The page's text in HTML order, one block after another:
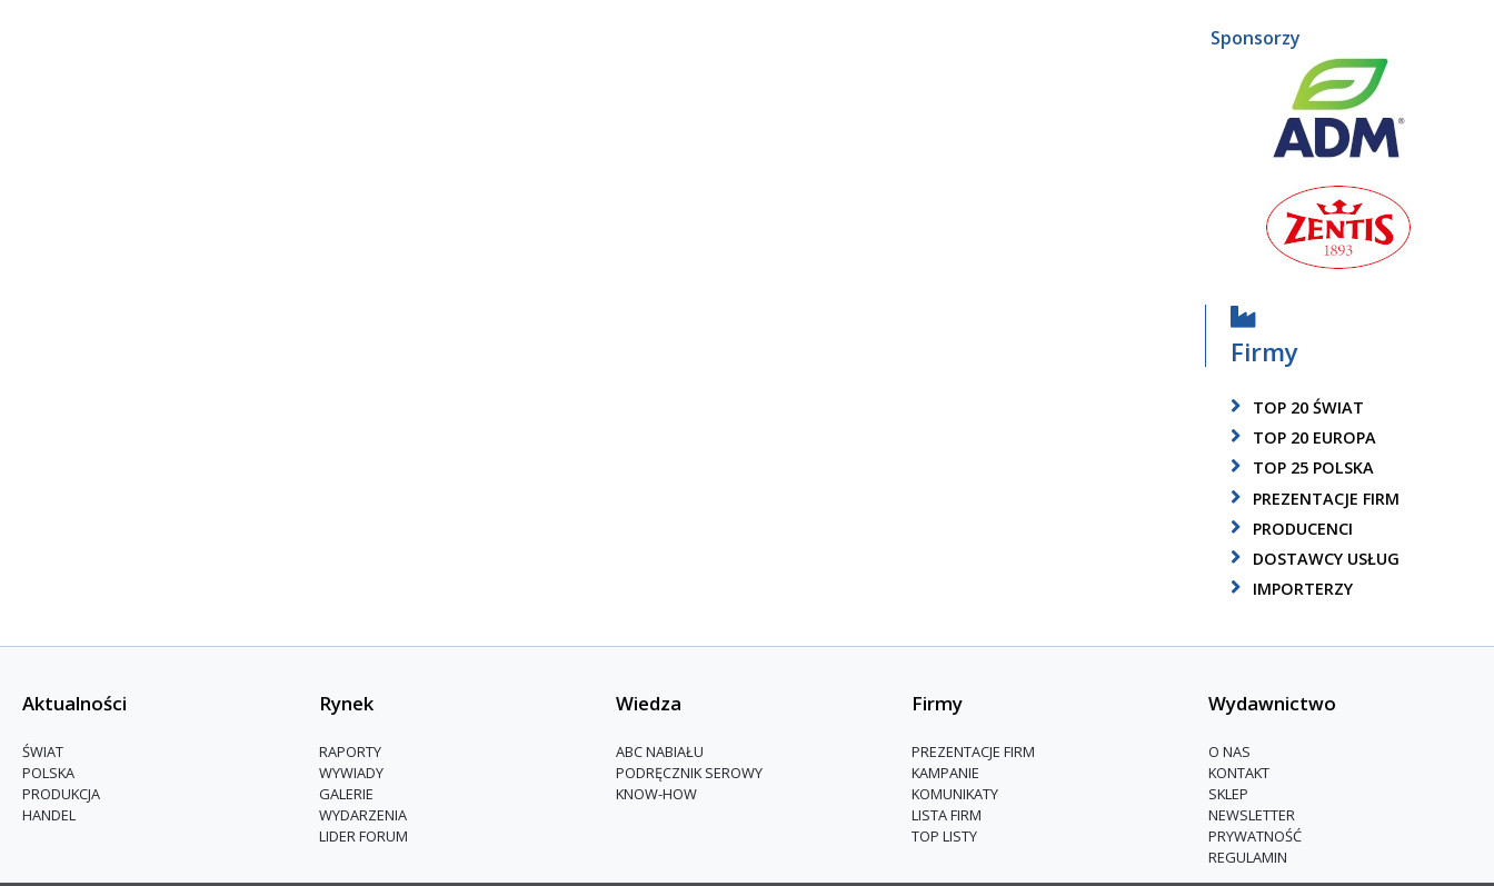
Sponsorzy
Firmy
TOP 20 ŚWIAT
TOP 20 EUROPA
TOP 25 POLSKA
PREZENTACJE FIRM
PRODUCENCI
DOSTAWCY USŁUG
IMPORTERZY
Aktualności
ŚWIAT
POLSKA
PRODUKCJA
HANDEL
Rynek
RAPORTY
WYWIADY
GALERIE
WYDARZENIA
LIDER FORUM
Wiedza
ABC NABIAŁU
PODRĘCZNIK SEROWY
KNOW-HOW
Firmy
PREZENTACJE FIRM
KAMPANIE
KOMUNIKATY
LISTA FIRM
TOP LISTY
Wydawnictwo
O NAS
KONTAKT
SKLEP
NEWSLETTER
PRYWATNOŚĆ
REGULAMIN